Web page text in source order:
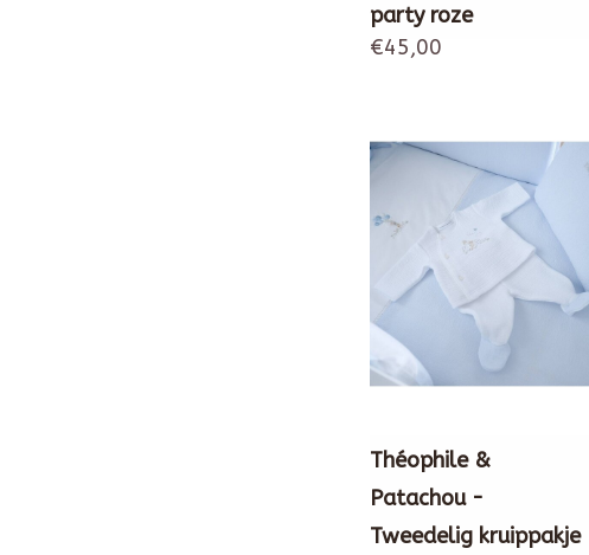
party roze
€45,00
Théophile &
Patachou -
Tweedelig kruippakje